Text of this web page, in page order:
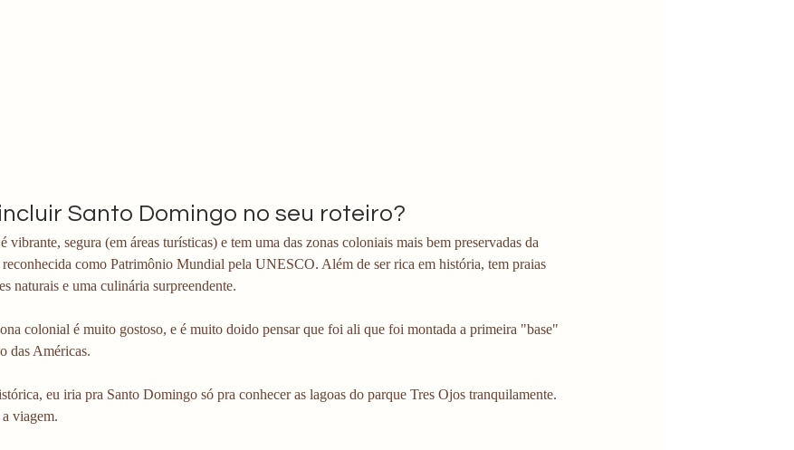
Santo Domingo no seu roteiro?
vibrante, segura (em áreas turísticas) e tem uma das zonas coloniais mais bem preservadas da
como Patrimônio Mundial pela UNESCO. Além de ser rica em história, tem praias
naturais e uma culinária surpreendente.
colonial é muito gostoso, e é muito doido pensar que foi ali que foi montada a primeira "base"
das Américas.
eu iria pra Santo Domingo só pra conhecer as lagoas do parque Tres Ojos tranquilamente.
viagem.